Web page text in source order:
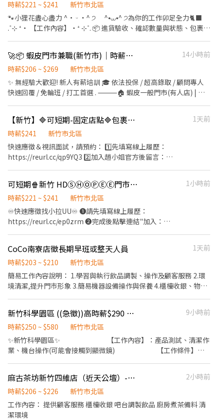
時薪$221 ~ $241
新竹市北區
🐾小狸花盡心盡力 ^• ᵕ •^ ੭ ^⦁⩊⦁^ ੭為你的工作卯足全力🐈‍⬛
.˚⊹ ⁺‧ 【工作內容】‧⁺ ⊹˚. 📦 進貨驗收、確認數量與狀態、包裹上
營運需求，彈性調整工作內容 .˚⊹ ⁺‧ 【上班時間】‧⁺ ⊹˚. ☀️ 早
班：09:00~13:00 ☀️ 午班：13:00~17:00 🌙 晚班：18:00~22:00 .˚⊹
⁺‧ 【 休假制度】‧⁺ ⊹˚. 📌 採排休制（無固定休） 🗓️ 周一至週日皆
可排班 ⭕ 可周休六、日 .˚⊹ ⁺‧ 【超級亮點】‧⁺ ⊹˚. ❤️ 合法合規：
合法投保、合法給薪 🧡 推薦獎金：找朋友來上班也有錢拿 💛 線上
顧：交通工具油資修繕，我們挺你 💜 族群友善：身份不設限，歡迎
各種背景的你！ .˚⊹ ⁺‧ 【 工作地點】‧⁺ ⊹˚. 新竹四維 - HD店 新竹
入 🅻🅸🅽🅴：https://lin.ee/8rsUSDv 🤟 留言「姓名＋電話＋截圖
職缺」就能聯繫上～ 若想參考其他職缺，可以到我的Threads，看
更多更多的職缺喔♬ My Threads：tsaipei_ruby
https://reurl.cc/7b2vad 別害羞❌別害怕❌找工作聯繫我⭕
🚀📦 蝦皮門市兼職(新竹市)｜時薪最高$269/無經驗可/高錄取
14小時前
時薪$206 ~ $269
新竹市北區
✨ 無經驗大歡迎! 新人有薪培訓 🎓 依法投保 / 超高錄取 / 顧問專人
快速回覆 / 免輪班 / 打工首選 . ⸻🏠 蝦皮一般門市(有人店) | 免
與清潔維護作業 🤝 協助執行門市營運維護與彈性調店支援 🕒工作時
間: ▸ 早班 11:00-17:30 ▸ 晚班 18:45-22:45, 16:15-22:45 ▸ 假日班: 配
合早晚輪班 📌 排班說明: 平日一週給班 3-5 天, 假日配合主管排班 💰
薪資 (含津貼加給): ▸ 早、晚班 $206-$221 . ⸻ 🛵 蝦皮智取店 |
自主度高・享津貼加給(需自備機車+駕照) ✅工作內容: 📦 包裹收
業 🔄 配合店到店內容調整 🛵 鄰近門市調店支援 (早晚班 10 公里內,
夜班 16 公里內) 🕒工作時間: ▸ 早班: 07:00~08:30-13:30 (配合 2-5
小時依照貨量彈性排班) ▸ 晚班: 17:30/18:30-23:30 (配合 2-5 小時依
照貨量彈性排班) ▸ 夜班: 23:30-03:30 (配合 2-4 小時依照貨量彈性排
班) ▸ 假日班: 早班 07:00-12:00 / 晚班 17:30-23:30 (配合 2-5 小時依
照貨量彈性排班) 📌 排班說明: 平日一週給班 3-5 天, 假日配合主管排
班 💰薪資 (含津貼加給): ▸ 早班 $204-$229 ▸ 晚、夜班 $224-$269
詢問! 🔥 搶手熱缺異動極快, 優質好缺錯過就沒有了! . ⸻【應徵
方式】⸻ ⚡ 搶手缺額隨時額滿, 手刀點下方 "立即應徵", 顧問線
上馬上回覆安排面試! 或搜尋官方帳號: @922vyxod (一定要加 @ 喔)
加入後請按照格式留言, 專員第一時間處理! 🚫 求職完全免收費 🤝 安
心上工有保障
【新竹】🔷可短期-固定店點🔷包裹取貨門市人員🔷快速上工
1天前
時薪$241
新竹市北區
快速應徵＆視訊面試，請預約： 1️⃣先填寫線上履歷：
https://reurl.cc/qp9YQ3 2️⃣加入趙小姐官方後留言：
店點 不須跑點) ❶負責進貨驗收作業，確認包裹數量與狀態無誤 ❷
執行店到家宅配包裹上架 ❸進行揀貨、打包作業，並將包裹上架至
智取櫃 ❹紀錄騎手取件紀錄與配送順序符合建議配送順序，並回報
給宅配區經理 ❺維持門市作業區整潔，執行日常清潔與環境維護 ❻
配合蝦皮店到店相關營運需求，彈性調整工作內容 🔷工作時段 早
早班時薪$221 午班時薪$221 晚班時薪$241 🔷 工作地點：新竹四維
- 智取店 🔷 招募條件 ❶必須配合排班與輪班，一週至少要排班 4 天
（六、日至少可上班 1 天） ❷可指定不上班時段（例如：每週三固
定不能上班） ❸至少配合三個月 ⭐無需上教育訓練和實習，錄取後
可立即上工
可短期🍿新竹 HDⓈⒽⓄⓅⒺⒺ門市門市人員🥑早/午/晚班
1小時前
時薪$221 ~ $241
新竹市北區
♾️快速應徵找小拉UU♾️ ❶請先填寫線上履歷：
https://reurl.cc/ep0zrm ❷完成後點擊連結"加入：
業，確認包裹數量與狀態無誤 2. 執行店到家宅配包裹上架 3. 進行揀
貨、打包作業，並將包裹上架至智取櫃 4. 紀錄騎手取件紀錄與配送
順序符合建議配送順序，並回報給宅配區經理 5. 維持門市作業區整
潔，執行日常清潔與環境維護 6. 配合蝦皮店到店相關營運需求，彈
性調整工作內容 ◆上班時間&薪資 💰時薪221 晚班另有獎金+20=時
18:00~22:00 👉 彈性排班 2～4小時，視情況需加班 . 📅 一週至少給
班 4 天（假日需能配合） ⚠️ 需配合加班，搬運重物（約 15 公斤） -
॰ॱꕤ*｡ﾟ 🎯員工福利 🛡️ 勞保、團保、勞退：保障你的未來與安全！ ⛽
油資/修繕補貼：車子🛵有保障，油資與維修費享 10% 補貼！ 🫰🏻
推薦獎金：成功推薦朋友加入，可享 600 元推薦獎金！ 🏅 國定假日
加倍奉還：雙倍時薪工作更有動力！ ⚠️缺額變化快速，先搶先贏~
CoCo南寮店徵長期早班或整天人員
1天前
時薪$203 ~ $210
新竹市北區
簡易工作內容說明： 1.學習與執行飲品調製、操作及顧客服務 2.環
境清潔,提升門巿形象 3.簡易機器設備操作與保養 4.櫃檯收銀、物料
新竹科學園區 ((急徵))高時薪$290 到 2026年底!!
9小時前
時薪$250 ~ $580
新竹市北區
✨新竹科學園區✨ ⠀⠀⠀⠀⠀⠀⠀⠀⠀ 【工作內容】：產品測試、清潔作
業、機台操作(可能會接觸到顯微鏡) ⠀⠀⠀⠀⠀⠀⠀⠀ 【工作條件】：
班250/H - 周一~周五(周休二日) 夜班(20:00-05:00，19:00-03:30)，
配合加班至06:00/07:00 時薪夜班290/H⠀⠀⠀⠀⠀⠀⠀ 公館/苗栗市/頭
份/竹南皆有免費交通車⠀⠀⠀⠀⠀⠀⠀⠀ -------------------------------
------------------ ✨報名專線✨⠀⠀⠀⠀⠀⠀⠀⠀ 專員:0988067327(同
麻古茶坊新竹四維店（近天公壇）-早班計時人員
2小時前
時薪$206 ~ $226
新竹市北區
工作內容： 提供顧客服務 櫃檯收銀 吧台調製飲品 廚房煮茶備料 清
潔環境